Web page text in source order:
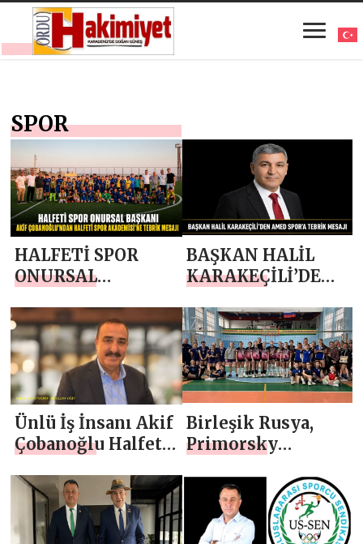
SPOR
HALFETİ SPOR
ONURSAL
ÇOBANOĞLU’NDAN
HALFETİ SPOR
AKADEMİSİ’NE
TEBRİK MESAJI
BAŞKAN HALİL
KARAKEÇİLİ’DEN
TEBRİK MESAJI
Ünlü İş İnsanı Akif
Çobanoğlu Halfeti
Başkanı Oldu
Birleşik Rusya,
Primorsky
düzenlenen
voleybol
turnuvasına